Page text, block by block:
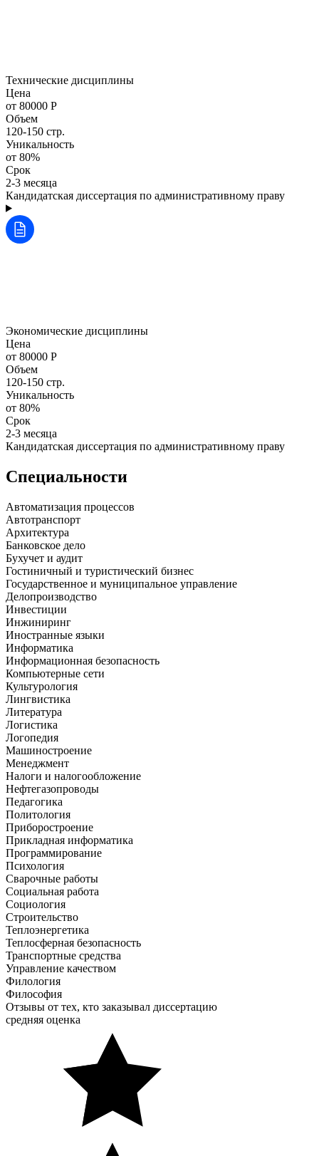
Технические дисциплины
Цена
от 80000 Р
Объем
120-150 стр.
Уникальность
от 80%
Срок
2-3 месяца
Кандидатская диссертация по административному праву
Экономические дисциплины
Цена
от 80000 Р
Объем
120-150 стр.
Уникальность
от 80%
Срок
2-3 месяца
Кандидатская диссертация по административному праву
Специальности
Автоматизация процессов
Автотранспорт
Архитектура
Банковское дело
Бухучет и аудит
Гостиничный и туристический бизнес
Государственное и муниципальное управление
Делопроизводство
Инвестиции
Инжиниринг
Иностранные языки
Информатика
Информационная безопасность
Компьютерные сети
Культурология
Лингвистика
Литература
Логистика
Логопедия
Машиностроение
Менеджмент
Налоги и налогообложение
Нефтегазопроводы
Педагогика
Политология
Приборостроение
Прикладная информатика
Программирование
Психология
Сварочные работы
Социальная работа
Социология
Строительство
Теплоэнергетика
Теплосферная безопасность
Транспортные средства
Управление качеством
Филология
Философия
Отзывы от тех, кто заказывал диссертацию
средняя оценка